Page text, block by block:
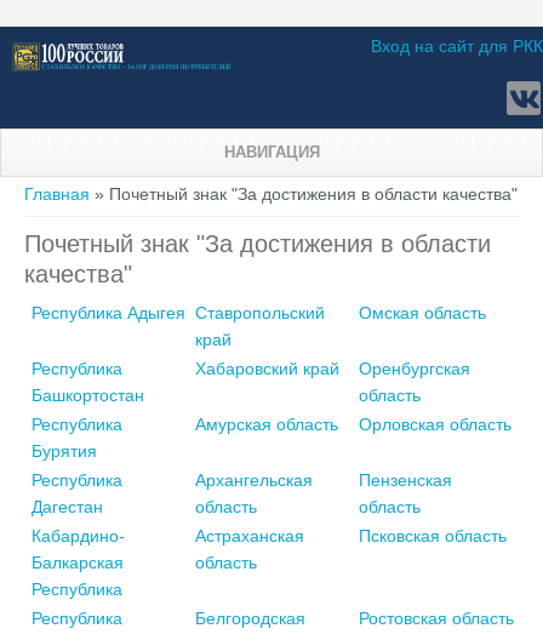
Вход на сайт для РКК
НАВИГАЦИЯ
Вы здесь
Главная » Почетный знак "За достижения в области качества"
Почетный знак "За достижения в области
качества"
Республика Адыгея Ставропольский
край
Омская область
Республика
Башкортостан
Хабаровский край
Оренбургская
область
Республика
Бурятия
Амурская область Орловская область
Республика
Дагестан
Архангельская
область
Пензенская
область
Кабардино-
Балкарская
Республика
Астраханская
область
Псковская область
Республика
Белгородская
Ростовская область